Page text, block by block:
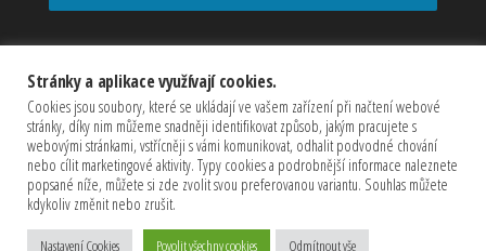
Copyrights © 2026 CZECHMASTER Servis s.r.o (Všechna práva
Stránky a aplikace využívají cookies.
Cookies jsou soubory, které se ukládají ve vašem zařízení při načtení webové
stránky, díky nim můžeme snadněji identifikovat způsob, jakým pracujete s
webovými stránkami, vstřícněji s vámi komunikovat, odhalit podvodné chování
nebo cílit marketingové aktivity. Typy cookies a podrobnější informace naleznete
popsané níže, můžete si zde zvolit svou preferovanou variantu. Souhlas můžete
kdykoliv změnit nebo zrušit.
Nastavení Cookies Povolit všechny cookies Odmítnout vše